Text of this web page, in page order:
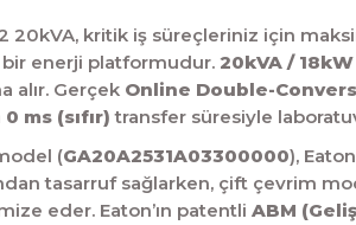
20kVA, kritik iş süreçleriniz için
enerji platformudur. 20kVA / 18kW
alır. Gerçek Online Double-
0 ms (sıfır) transfer süresiyle
(GA20A2531A03300000),
tasarruf sağlarken, çift çevrim
eder. Eaton’ın patentli ABM